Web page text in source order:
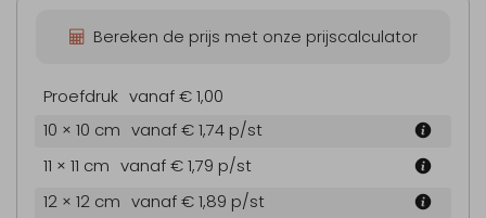
Bereken de prijs met onze prijscalculator
Proefdruk vanaf € 1,00
10 × 10 cm vanaf € 1,74 p/st
11 × 11 cm vanaf € 1,79 p/st
12 × 12 cm vanaf € 1,89 p/st